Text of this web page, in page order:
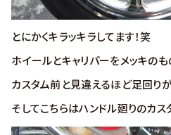
とにかくキラッキラしてます！笑
ホイールとキャリパーをメッキのも
カスタム前と見違えるほど足回り
そしてこちらはハンドル廻りのカス